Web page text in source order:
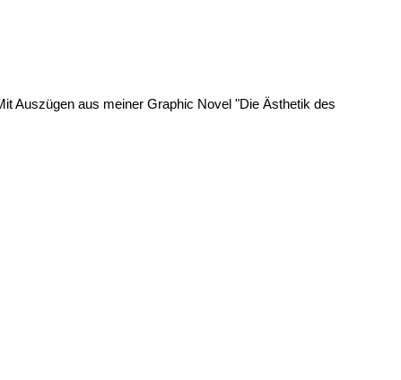
Auszügen aus meiner Graphic Novel "Die Ästhetik des